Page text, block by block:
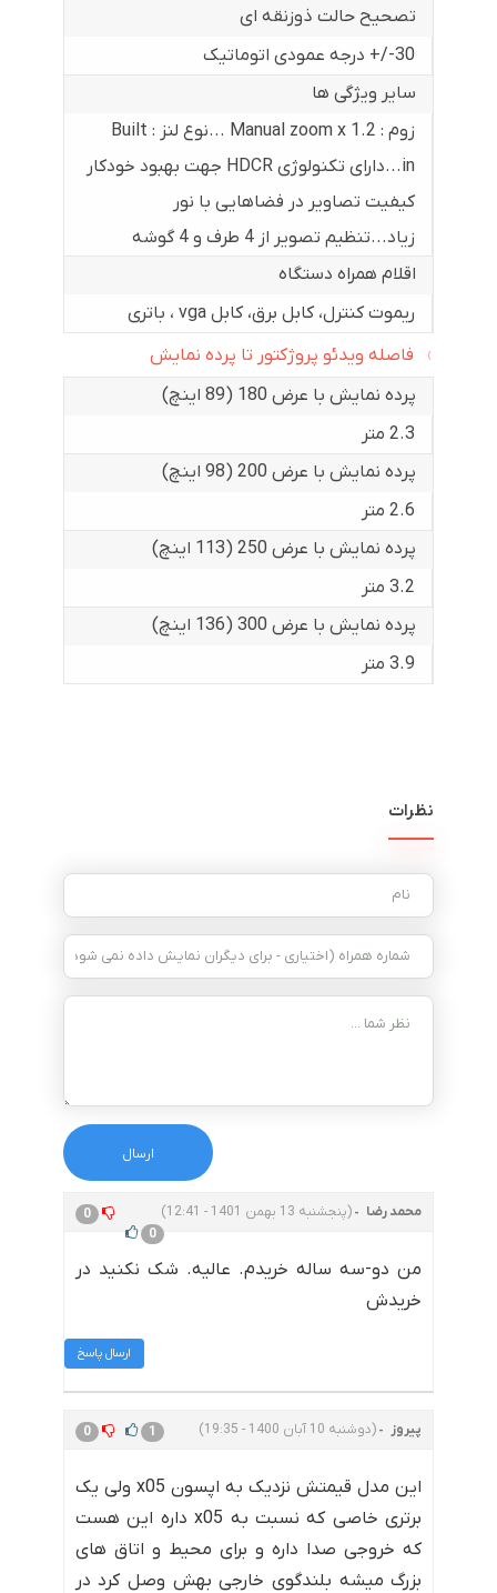
تصحیح حالت ذوزنقه ای
30-/+ درجه عمودی اتوماتیک
سایر ویژگی ها
زوم : Manual zoom x 1.2 ...نوع لنز : Built
in...دارای تکنولوژی HDCR جهت بهبود خودکار
کیفیت تصاویر در فضاهایی با نور
زیاد...تنظیم تصویر از 4 طرف و 4 گوشه
اقلام همراه دستگاه
ریموت کنترل، کابل برق، کابل vga ، باتری
فاصله ویدئو پروژکتور تا پرده نمایش
پرده نمایش با عرض 180 (89 اینچ)
2.3 متر
پرده نمایش با عرض 200 (98 اینچ)
2.6 متر
پرده نمایش با عرض 250 (113 اینچ)
3.2 متر
پرده نمایش با عرض 300 (136 اینچ)
3.9 متر
نظرات
محمد رضا (پنجشنبه 13 بهمن 1401 - 12:41)
0
0
من دو-سه ساله خریدم. عالیه. شک نکنید در
خریدش
ارسال پاسخ
پیروز (دوشنبه 10 آبان 1400 - 19:35) 0 1
این مدل قیمتش نزدیک به اپسون x05 ولی یک
برتری خاصی که نسبت به x05 داره این هست
که خروجی صدا داره و برای محیط و اتاق های
بزرگ میشه بلندگوی خارجی بهش وصل کرد در